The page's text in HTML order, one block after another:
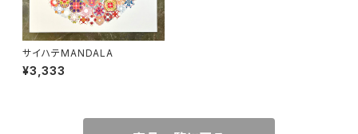
サイハテMANDALA
¥3,333